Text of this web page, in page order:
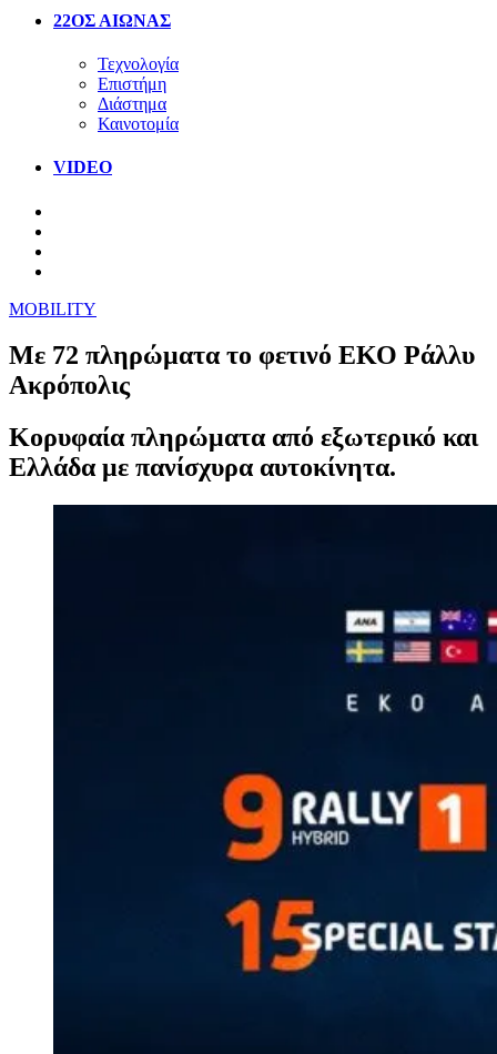
22ΟΣ ΑΙΩΝΑΣ
Τεχνολογία
Επιστήμη
Διάστημα
Καινοτομία
VIDEO
MOBILITY
Με 72 πληρώματα το φετινό ΕΚΟ Ράλλυ
Ακρόπολις
Κορυφαία πληρώματα από εξωτερικό και
Ελλάδα με πανίσχυρα αυτοκίνητα.